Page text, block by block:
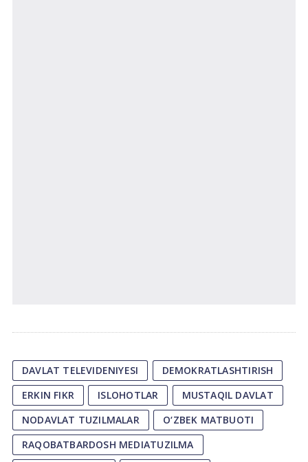
DAVLAT TELEVIDENIYESI
DEMOKRATLASHTIRISH
ERKIN FIKR
ISLOHOTLAR
MUSTAQIL DAVLAT
NODAVLAT TUZILMALAR
O‘ZBEK MATBUOTI
RAQOBATBARDOSH MEDIATUZILMA